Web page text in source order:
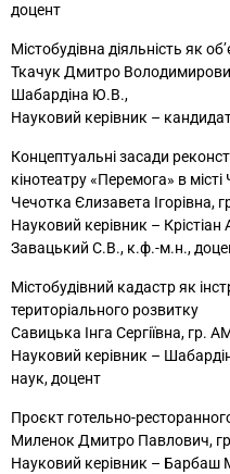
доцент
Містобудівна діяльність як
Ткачук Дмитро
Шабардіна Ю.В.,
Науковий керівник –
Концептуальні засади
кінотеатру «Перемога» в місті
Чечотка Єлизавета Ігорівна,
Науковий керівник –
Завацький С.В., к.ф.-м.н.,
Містобудівний кадастр як
територіального розвитку
Савицька Інга Сергіївна, гр.
Науковий керівник –
наук, доцент
Проєкт готельно-
Миленок Дмитро Павлович,
Науковий керівник – Барбаш